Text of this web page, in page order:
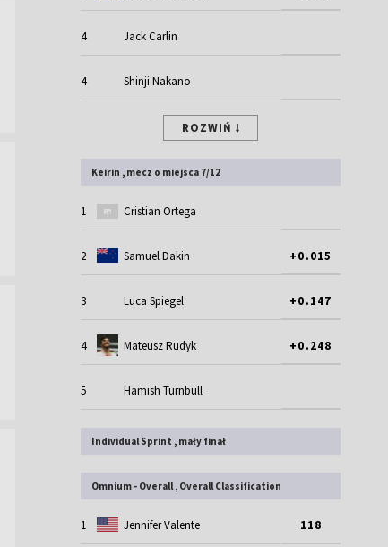
4 Jack Carlin
4 Shinji Nakano
ROZWIŃ
Keirin , mecz o miejsca 7/12
1 Cristian Ortega
2 Samuel Dakin +0.015
3 Luca Spiegel +0.147
4 Mateusz Rudyk +0.248
5 Hamish Turnbull
Individual Sprint , mały finał
Omnium - Overall , Overall Classification
1 Jennifer Valente 118